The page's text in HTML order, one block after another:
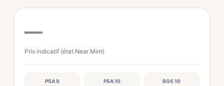
—
Prix indicatif (état Near Mint)
PSA 9 PSA 10 BGS 10